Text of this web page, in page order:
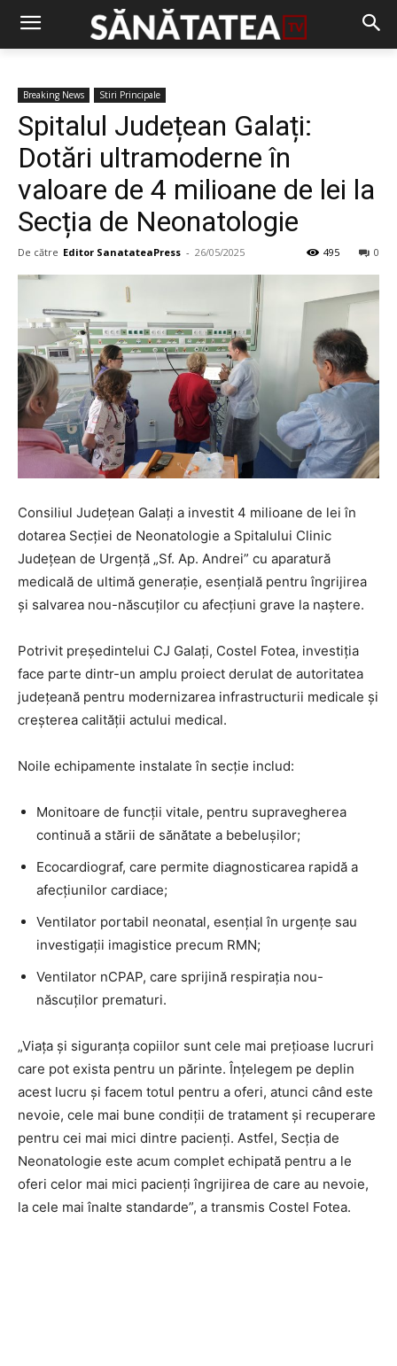
Breaking News Stiri Principale
Spitalul Județean Galați:
Dotări ultramoderne în
valoare de 4 milioane de lei la
Secția de Neonatologie
De către Editor SanatateaPress - 26/05/2025 0
495
Consiliul Județean Galați a investit 4 milioane de lei în
dotarea Secției de Neonatologie a Spitalului Clinic
Județean de Urgență „Sf. Ap. Andrei” cu aparatură
medicală de ultimă generație, esențială pentru îngrijirea
și salvarea nou-născuților cu afecțiuni grave la naștere.
Potrivit președintelui CJ Galați, Costel Fotea, investiția
face parte dintr-un amplu proiect derulat de autoritatea
județeană pentru modernizarea infrastructurii medicale și
creșterea calității actului medical.
Noile echipamente instalate în secție includ:
Monitoare de funcții vitale, pentru supravegherea
continuă a stării de sănătate a bebelușilor;
Ecocardiograf, care permite diagnosticarea rapidă a
afecțiunilor cardiace;
Ventilator portabil neonatal, esențial în urgențe sau
investigații imagistice precum RMN;
Ventilator nCPAP, care sprijină respirația nou-
născuților prematuri.
„Viața și siguranța copiilor sunt cele mai prețioase lucruri
care pot exista pentru un părinte. Înțelegem pe deplin
acest lucru și facem totul pentru a oferi, atunci când este
nevoie, cele mai bune condiții de tratament și recuperare
pentru cei mai mici dintre pacienți. Astfel, Secția de
Neonatologie este acum complet echipată pentru a le
oferi celor mai mici pacienți îngrijirea de care au nevoie,
la cele mai înalte standarde”, a transmis Costel Fotea.